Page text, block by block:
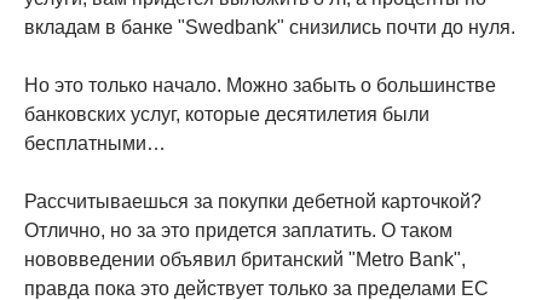
вкладам в банке "Swedbank" снизились почти до нуля.
Но это только начало. Можно забыть о большинстве
банковских услуг, которые десятилетия были
бесплатными…
Рассчитываешься за покупки дебетной карточкой?
Отлично, но за это придется заплатить. О таком
нововведении объявил британский "Metro Bank",
правда пока это действует только за пределами ЕС